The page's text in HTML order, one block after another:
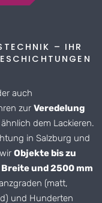
– IHR
auch
zur Veredelung
ähnlich dem Lackieren.
in Salzburg und
Objekte bis zu
und 2500 mm
(matt,
und Hunderten